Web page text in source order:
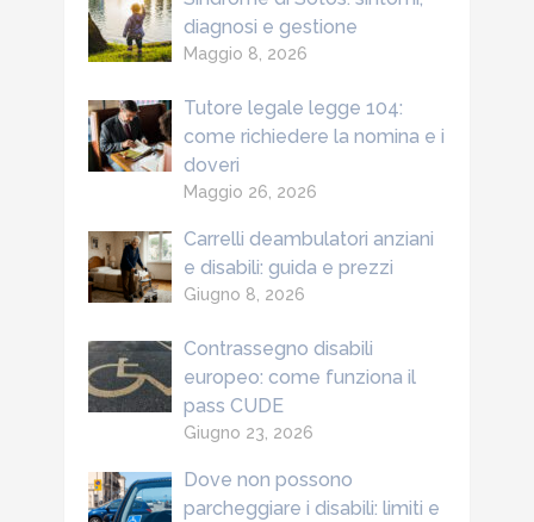
diagnosi e gestione
Maggio 8, 2026
Tutore legale legge 104:
come richiedere la nomina e i
doveri
Maggio 26, 2026
Carrelli deambulatori anziani
e disabili: guida e prezzi
Giugno 8, 2026
Contrassegno disabili
europeo: come funziona il
pass CUDE
Giugno 23, 2026
Dove non possono
parcheggiare i disabili: limiti e